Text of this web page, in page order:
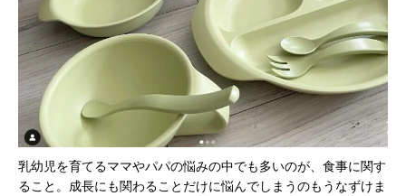
乳幼児を育てるママやパパの悩みの中でも多いのが、食事に関す
ること。成長にも関わることだけに悩んでしまうのもうなずけま